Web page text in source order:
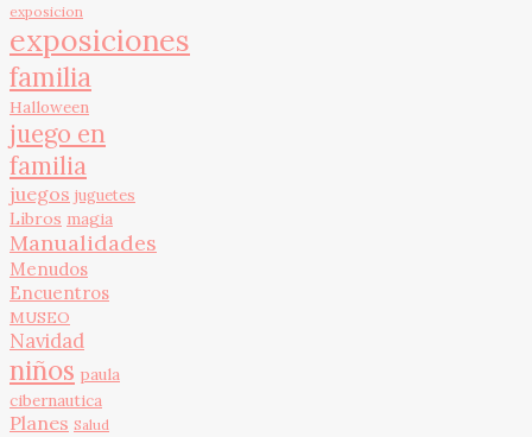
exposicion
exposiciones
familia
Halloween
juego en
familia
juegos juguetes
Libros magia
Manualidades
Menudos
Encuentros
MUSEO
Navidad
niños paula
cibernautica
Planes Salud